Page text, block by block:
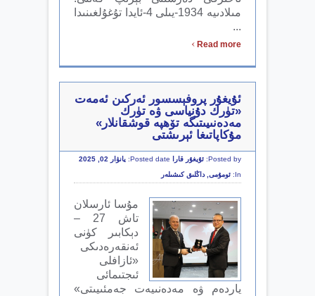
مىلادىيە 1934-يىلى 4-ئايدا تۇغۇلغىنىدا
...
Read more
›
ئۇيغۇر پروفېسسور ئەركىن ئەمەت
«تۈرك دۇنياسى ۋە تۈرك
مەدەنىيىتىگە تۆھپە قوشقانلار»
مۇكاپاتىغا ئېرىشتى
Posted by: ئۇيغۇر قارا Posted date: يانۋار 02, 2025
In:
ئومۇمى ,داڭلىق كىشىلەر
مۇسا ئارسلان
تاش 27 –
دېكابىر كۈنى
ئەنقەرەدىكى
«ئازافلى
ئىجتىمائى
ياردەم ۋە مەدەنىيەت جەمئىيىتى»